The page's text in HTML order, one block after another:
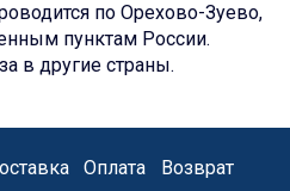
по Орехово-Зуево,
пунктам России.
в другие страны.
Оплата Возврат